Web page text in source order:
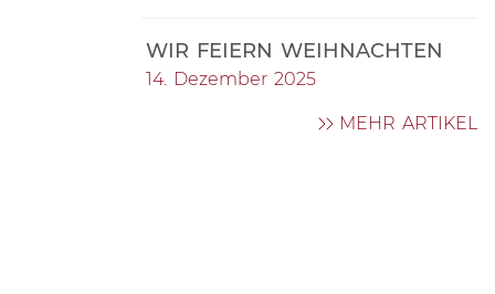
WIR FEIERN WEIHNACHTEN
14. Dezember 2025
MEHR ARTIKEL